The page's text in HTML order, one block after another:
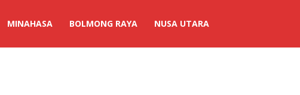
MINAHASA BOLMONG RAYA NUSA UTARA